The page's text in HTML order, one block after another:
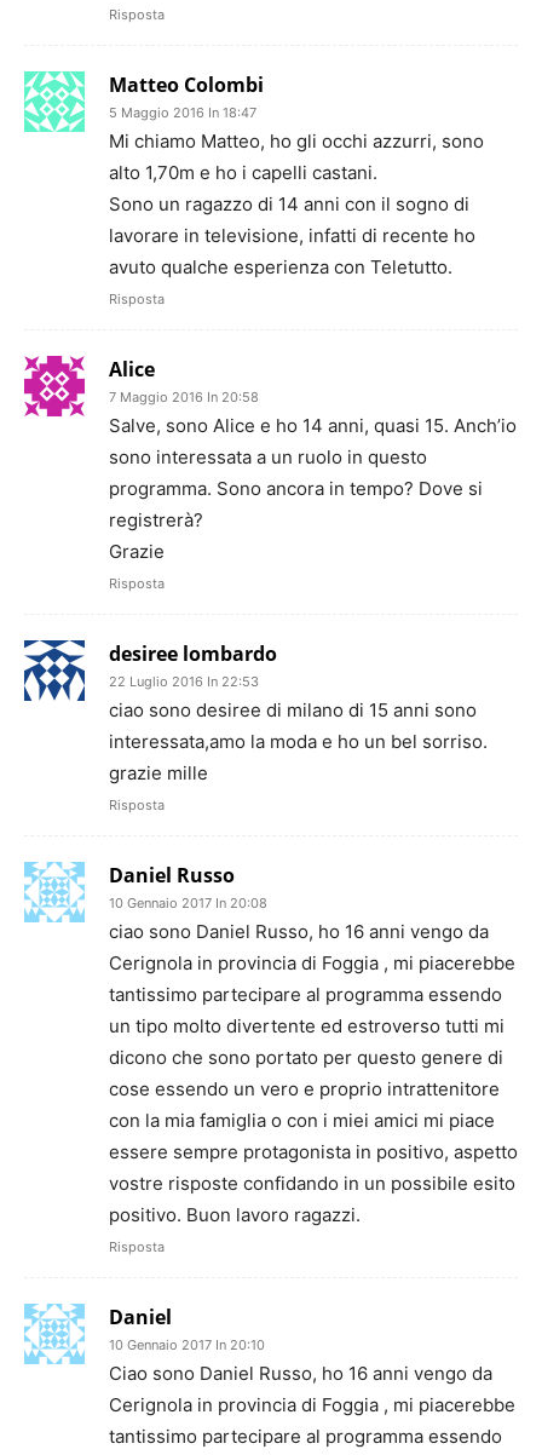
Risposta
Matteo Colombi
5 Maggio 2016 In 18:47
Mi chiamo Matteo, ho gli occhi azzurri, sono
alto 1,70m e ho i capelli castani.
Sono un ragazzo di 14 anni con il sogno di
lavorare in televisione, infatti di recente ho
avuto qualche esperienza con Teletutto.
Risposta
Alice
7 Maggio 2016 In 20:58
Salve, sono Alice e ho 14 anni, quasi 15. Anch’io
sono interessata a un ruolo in questo
programma. Sono ancora in tempo? Dove si
registrerà?
Grazie
Risposta
desiree lombardo
22 Luglio 2016 In 22:53
ciao sono desiree di milano di 15 anni sono
interessata,amo la moda e ho un bel sorriso.
grazie mille
Risposta
Daniel Russo
10 Gennaio 2017 In 20:08
ciao sono Daniel Russo, ho 16 anni vengo da
Cerignola in provincia di Foggia , mi piacerebbe
tantissimo partecipare al programma essendo
un tipo molto divertente ed estroverso tutti mi
dicono che sono portato per questo genere di
cose essendo un vero e proprio intrattenitore
con la mia famiglia o con i miei amici mi piace
essere sempre protagonista in positivo, aspetto
vostre risposte confidando in un possibile esito
positivo. Buon lavoro ragazzi.
Risposta
Daniel
10 Gennaio 2017 In 20:10
Ciao sono Daniel Russo, ho 16 anni vengo da
Cerignola in provincia di Foggia , mi piacerebbe
tantissimo partecipare al programma essendo